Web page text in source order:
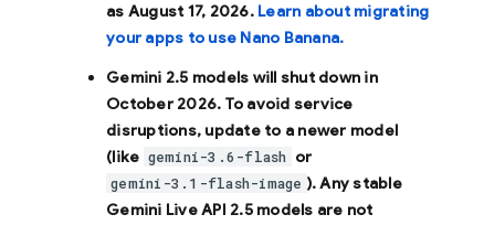
as August 17, 2026. Learn about migrating
your apps to use Nano Banana.
Gemini 2.5 models will shut down in
October 2026. To avoid service
disruptions, update to a newer model
(like gemini-3.6-flash or
gemini-3.1-flash-image ). Any stable
Gemini Live API 2.5 models are not